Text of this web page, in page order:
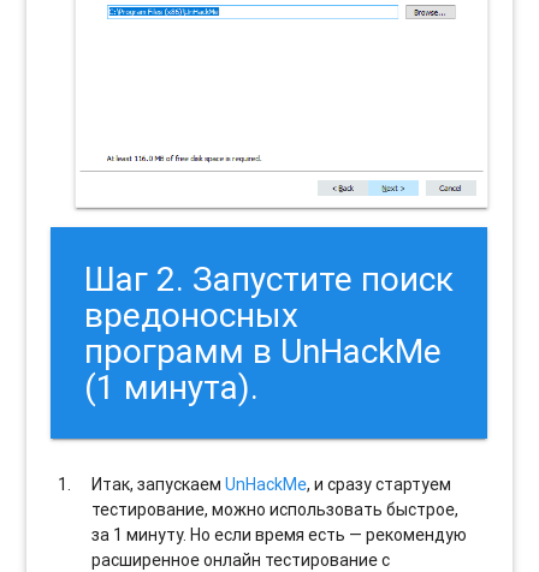
Шаг 2. Запустите поиск
вредоносных
программ в UnHackMe
(1 минута).
Итак, запускаемUnHackMe, и сразу стартуем
тестирование, можно использовать быстрое,
за 1 минуту. Но если время есть — рекомендую
расширенное онлайн тестирование с